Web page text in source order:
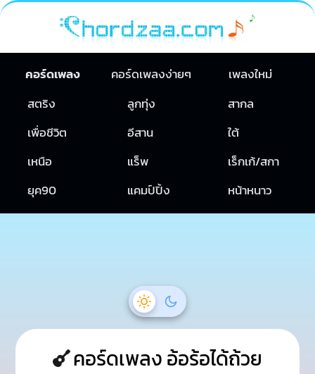
คอร์ดเพลง คอร์ดเพลงง่ายๆ
เพลงใหม่
สตริง
ลูกทุ่ง
สากล
เพื่อชีวิต
อีสาน
ใต้
เหนือ
แร็พ
เร็กเก้/สกา
ยุค90
แคมป์ปิ้ง หน้าหนาว
คอร์ดเพลง อ้อร้อได้ถ้วย